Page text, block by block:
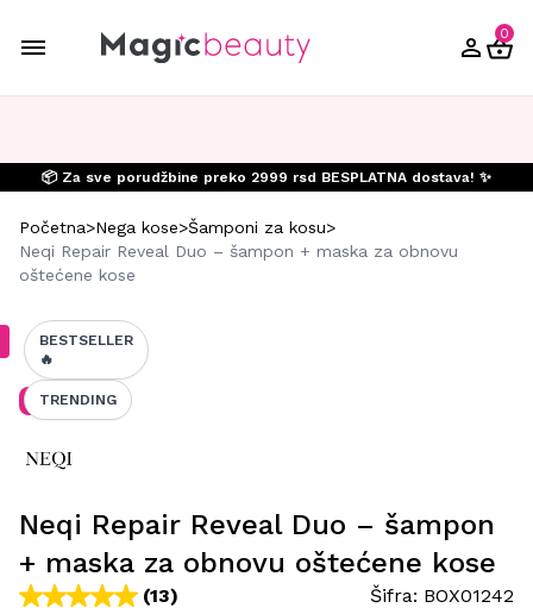
0
📦 Za sve porudžbine preko 2999 rsd BESPLATNA dostava! ✨
Početna>Nega kose>Šamponi za kosu>
Neqi Repair Reveal Duo – šampon + maska za obnovu
oštećene kose
NOVO
BESTSELLER
🔥
TRENDING
Neqi Repair Reveal Duo – šampon
+ maska za obnovu oštećene kose
(13) Šifra: BOX01242